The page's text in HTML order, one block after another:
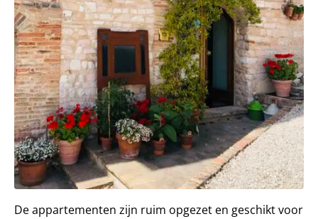
De appartementen zijn ruim opgezet en geschikt voor